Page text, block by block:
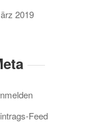
2019
Feed